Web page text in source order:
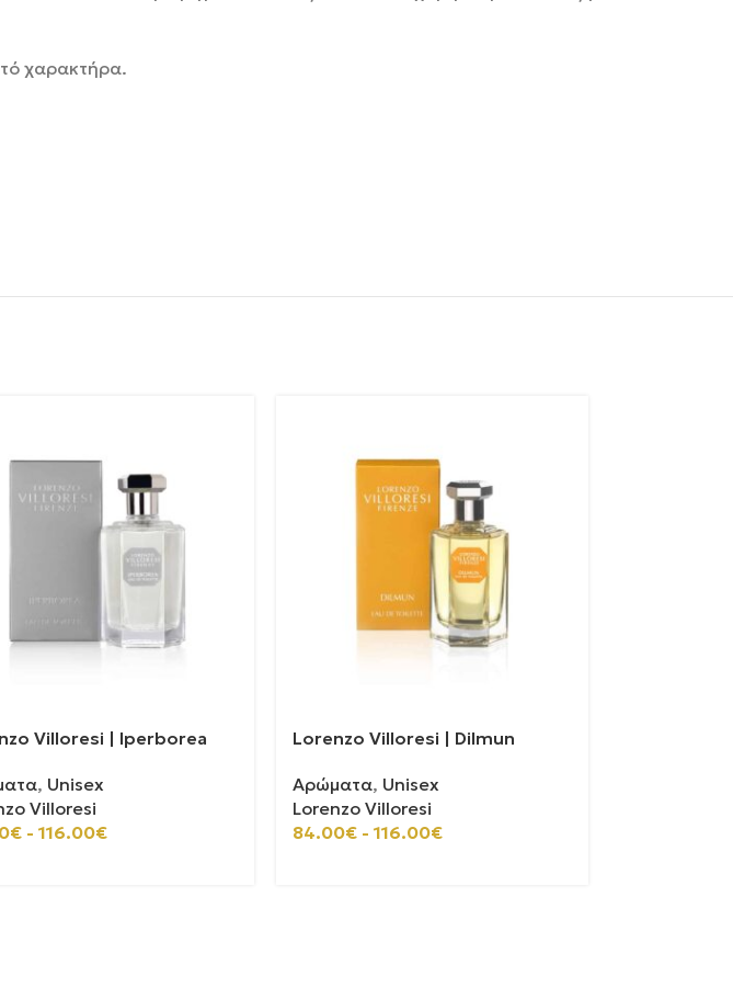
χαρακτήρα.
Villoresi | Iperborea
, Unisex
Villoresi
€ - 116.00€
Lorenzo Villoresi | Dilmun
Αρώματα, Unisex
Lorenzo Villoresi
84.00€ - 116.00€